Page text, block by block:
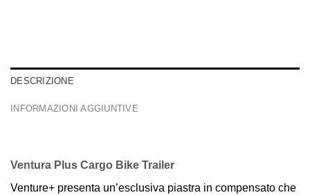
DESCRIZIONE
INFORMAZIONI AGGIUNTIVE
Ventura Plus Cargo Bike Trailer
Venture+ presenta un’esclusiva piastra in compensato che